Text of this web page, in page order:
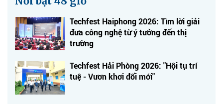
Techfest Haiphong 2026: Tìm lời giải
đưa công nghệ từ ý tưởng đến thị
trường
Techfest Hải Phòng 2026: "Hội tụ trí
tuệ - Vươn khơi đổi mới"